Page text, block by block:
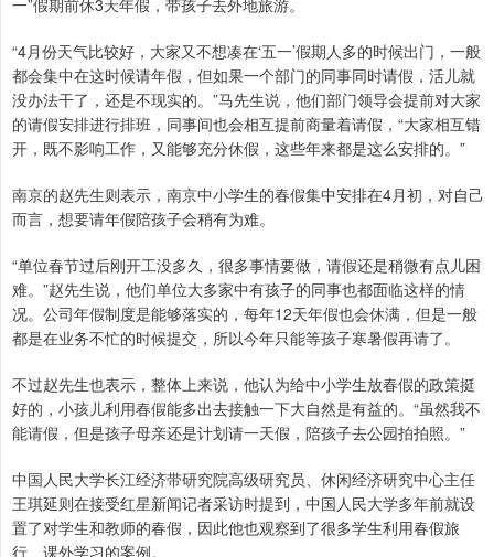
一”假期前休3天年假，带孩子去外地旅游。
“4月份天气比较好，大家又不想凑在‘五一’假期人多的时候出门，一般
都会集中在这时候请年假，但如果一个部门的同事同时请假，活儿就
没办法干了，还是不现实的。”马先生说，他们部门领导会提前对大家
的请假安排进行排班，同事间也会相互提前商量着请假，“大家相互错
开，既不影响工作，又能够充分休假，这些年来都是这么安排的。”
南京的赵先生则表示，南京中小学生的春假集中安排在4月初，对自己
而言，想要请年假陪孩子会稍有为难。
“单位春节过后刚开工没多久，很多事情要做，请假还是稍微有点儿困
难。”赵先生说，他们单位大多家中有孩子的同事也都面临这样的情
况。公司年假制度是能够落实的，每年12天年假也会休满，但是一般
都是在业务不忙的时候提交，所以今年只能等孩子寒暑假再请了。
不过赵先生也表示，整体上来说，他认为给中小学生放春假的政策挺
好的，小孩儿利用春假能多出去接触一下大自然是有益的。“虽然我不
能请假，但是孩子母亲还是计划请一天假，陪孩子去公园拍拍照。”
中国人民大学长江经济带研究院高级研究员、休闲经济研究中心主任
王琪延则在接受红星新闻记者采访时提到，中国人民大学多年前就设
置了对学生和教师的春假，因此他也观察到了很多学生利用春假旅
行、课外学习的案例。